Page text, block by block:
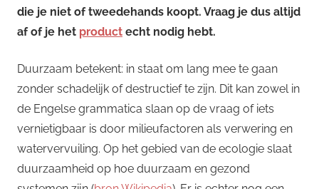
die je niet of tweedehands koopt. Vraag je dus altijd
af of je het product echt nodig hebt.
Duurzaam betekent: in staat om lang mee te gaan
zonder schadelijk of destructief te zijn. Dit kan zowel in
de Engelse grammatica slaan op de vraag of iets
vernietigbaar is door milieufactoren als verwering en
watervervuiling. Op het gebied van de ecologie slaat
duurzaamheid op hoe duurzaam en gezond